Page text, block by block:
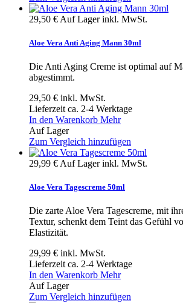
29,50 € Auf Lagerinkl. MwSt.
Aloe Vera Anti Aging Mann 30ml
Die Anti Aging Creme ist optimal auf
abgestimmt.
29,50 € inkl. MwSt.
Lieferzeit ca. 2-4 Werktage
In den Warenkorb Mehr
Auf Lager
Zum Vergleich hinzufügen
29,99 € Auf Lagerinkl. MwSt.
Aloe Vera Tagescreme 50ml
Die zarte Aloe Vera Tagescreme, mit
Textur, schenkt dem Teint das Gefühl
Elastizität.
29,99 € inkl. MwSt.
Lieferzeit ca. 2-4 Werktage
In den Warenkorb Mehr
Auf Lager
Zum Vergleich hinzufügen